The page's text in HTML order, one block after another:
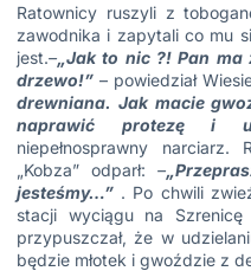
Ratownicy ruszyli z
zawodnika i zapytali co mu
jest.–„Jak to nic ?! Pan ma
drzewo!” – powiedział
drewniana. Jak macie
naprawić protezę i
niepełnosprawny
„Kobza” odparł: –
jesteśmy…” . Po chwili
stacji wyciągu na
przypuszczał, że w
będzie młotek i gwoździe z